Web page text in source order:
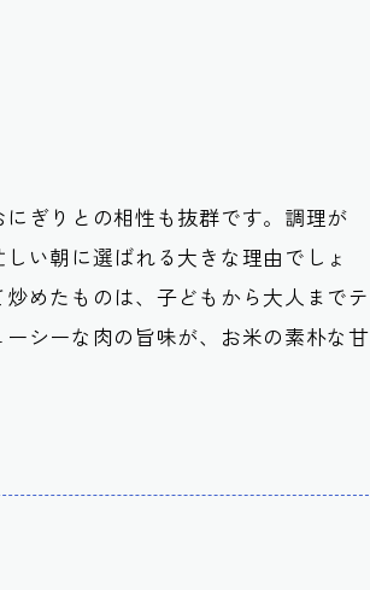
ぎりとの相性も抜群です。調理が
い朝に選ばれる大きな理由でしょ
めたものは、子どもから大人までテ
シーな肉の旨味が、お米の素朴な甘